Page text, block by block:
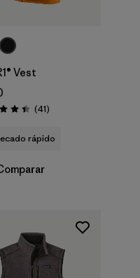
Vest
4.4 / 5
(41Reseñas
)
rápido